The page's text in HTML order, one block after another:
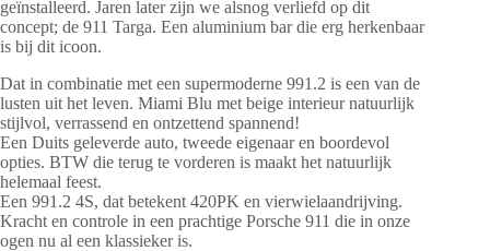
geïnstalleerd. Jaren later zijn we alsnog verliefd op dit
concept; de 911 Targa. Een aluminium bar die erg herkenbaar
is bij dit icoon.
Dat in combinatie met een supermoderne 991.2 is een van de
lusten uit het leven. Miami Blu met beige interieur natuurlijk
stijlvol, verrassend en ontzettend spannend!
Een Duits geleverde auto, tweede eigenaar en boordevol
opties. BTW die terug te vorderen is maakt het natuurlijk
helemaal feest.
Een 991.2 4S, dat betekent 420PK en vierwielaandrijving.
Kracht en controle in een prachtige Porsche 911 die in onze
ogen nu al een klassieker is.